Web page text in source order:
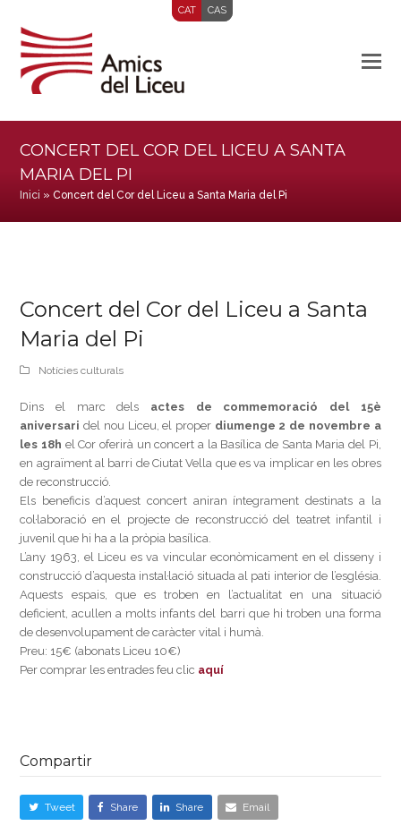
CAT CAS
CONCERT DEL COR DEL LICEU A SANTA
MARIA DEL PI
Inici »Concert del Cor del Liceu a Santa Maria del Pi
Concert del Cor del Liceu a Santa
Maria del Pi
Notícies culturals
Dins el marc dels actes de commemoració del 15è
aniversaridel nou Liceu, el proper diumenge 2 de novembre a
les 18h el Cor oferirà un concert a la Basílica de Santa Maria del Pi,
en agraïment al barri de Ciutat Vella que es va implicar en les obres
de reconstrucció.
Els beneficis d’aquest concert aniran íntegrament destinats a la
col·laboració en el projecte de reconstrucció del teatret infantil i
juvenil que hi ha a la pròpia basílica.
L’any 1963, el Liceu es va vincular econòmicament en el disseny i
construcció d’aquesta instal·lació situada al pati interior de l’església.
Aquests espais, que es troben en l’actualitat en una situació
deficient, acullen a molts infants del barri que hi troben una forma
de desenvolupament de caràcter vital i humà.
Preu: 15€ (abonats Liceu 10€)
Per comprar les entrades feu clic aquí
Compartir
Tweet Share Share Email